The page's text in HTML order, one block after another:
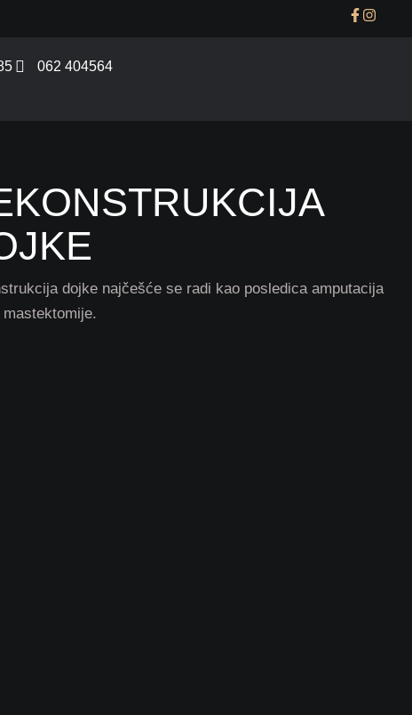
062 404564
dojke najčešće se radi kao posledica amputacija